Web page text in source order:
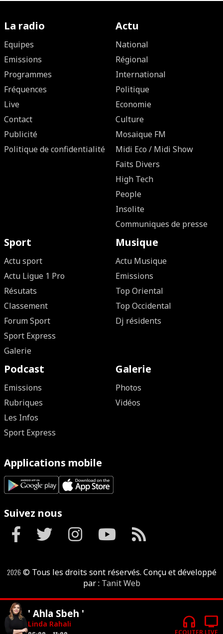
La radio
Equipes
Emissions
Programmes
Fréquences
Live
Contact
Publicité
Politique de confidentialité
Actu
National
Régional
International
Politique
Economie
Culture
Mosaique FM
Midi Eco / Midi Show
Faits Divers
High Tech
People
Insolite
Communiques de presse
Sport
Actu sport
Actu Ligue 1 Pro
Résutats
Classement
Forum Sport
Sport Express
Galerie
Musique
Actu Musique
Emissions
Top Oriental
Top Occidental
Dj résidents
Podcast
Emissions
Rubriques
Les Infos
Sport Express
Galerie
Photos
Vidéos
Applications mobile
Suivez nous
2026 © Tous les droits sont réservés. Conçu et développé
par : Tanit Web
' Ahla Sbeh '
Linda Rahali headphones
ECOUTER
tv
LIVE